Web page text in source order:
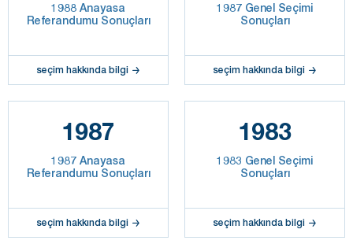
1988 Anayasa
Referandumu Sonuçları
seçim hakkında bilgi
1987 Genel Seçimi
Sonuçları
seçim hakkında bilgi
1987
1987 Anayasa
Referandumu Sonuçları
seçim hakkında bilgi
1983
1983 Genel Seçimi
Sonuçları
seçim hakkında bilgi